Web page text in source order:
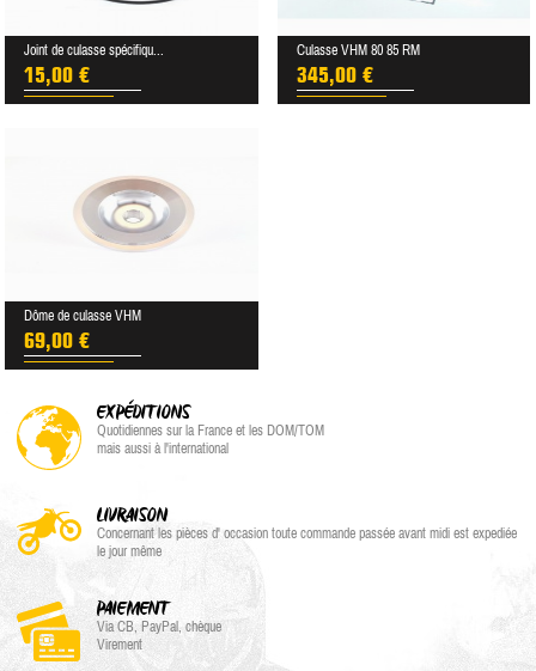
Joint de culasse spécifiqu...
15,00 €
Culasse VHM 80 85 RM
345,00 €
Dôme de culasse VHM
69,00 €
EXPÉDITIONS
Quotidiennes sur la France et les DOM/TOM
mais aussi à l'international
LIVRAISON
Concernant les pièces d' occasion toute commande passée avant midi est expediée
le jour même
PAIEMENT
Via CB, PayPal, chèque
Virement